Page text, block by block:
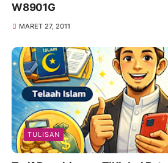
W8901G
MARET 27, 2011
TULISAN